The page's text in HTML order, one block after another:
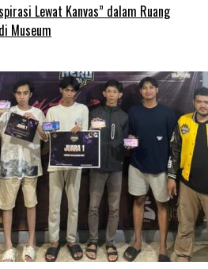
Lewat Kanvas” dalam Ruang
Museum